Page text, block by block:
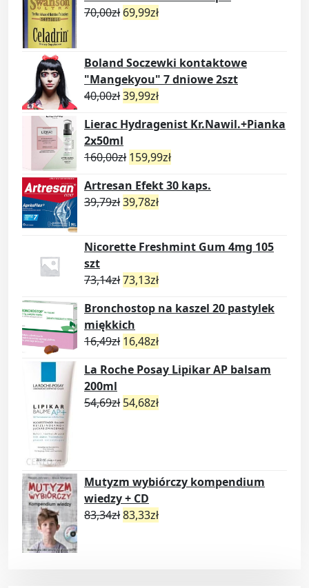
70,00zł 69,99zł
Boland Soczewki kontaktowe
"Mangekyou" 7 dniowe 2szt
40,00zł39,99zł
Lierac Hydragenist Kr.Nawil.+Pianka
2x50ml
160,00zł 159,99zł
Artresan Efekt 30 kaps.
39,79zł39,78zł
Nicorette Freshmint Gum 4mg 105
szt
73,14zł73,13zł
Bronchostop na kaszel 20 pastylek
miękkich
16,49zł 16,48zł
La Roche Posay Lipikar AP balsam
200ml
54,69zł 54,68zł
Mutyzm wybiórczy kompendium
wiedzy + CD
83,34zł83,33zł